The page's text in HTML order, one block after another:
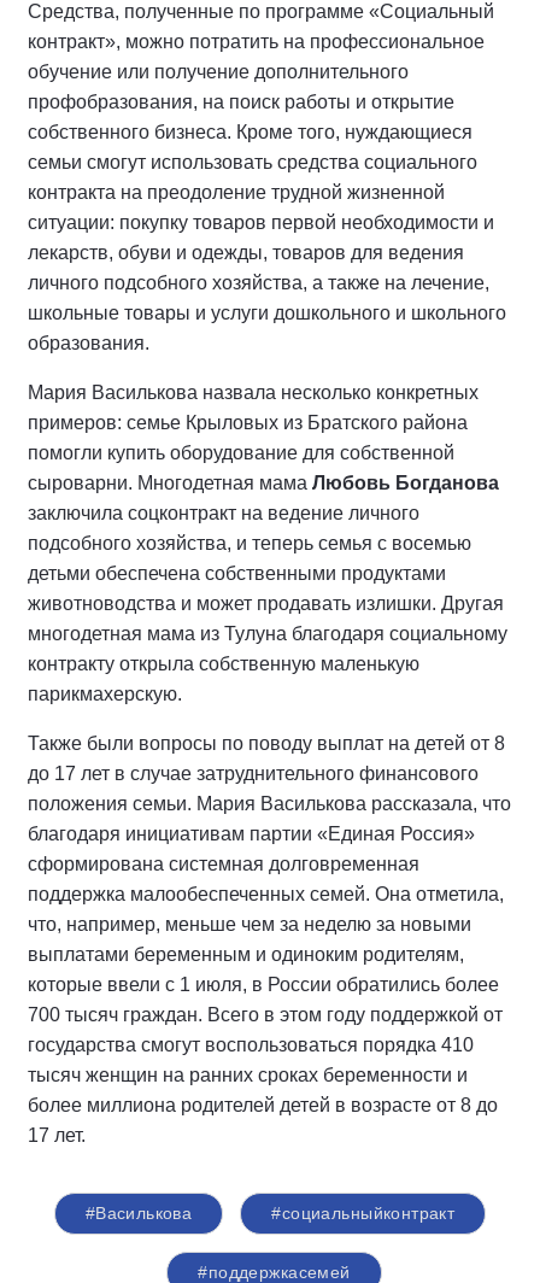
Средства, полученные по программе «Социальный
контракт», можно потратить на профессиональное
обучение или получение дополнительного
профобразования, на поиск работы и открытие
собственного бизнеса. Кроме того, нуждающиеся
семьи смогут использовать средства социального
контракта на преодоление трудной жизненной
ситуации: покупку товаров первой необходимости и
лекарств, обуви и одежды, товаров для ведения
личного подсобного хозяйства, а также на лечение,
школьные товары и услуги дошкольного и школьного
образования.
Мария Василькова назвала несколько конкретных
примеров: семье Крыловых из Братского района
помогли купить оборудование для собственной
сыроварни. Многодетная мама Любовь Богданова
заключила соцконтракт на ведение личного
подсобного хозяйства, и теперь семья с восемью
детьми обеспечена собственными продуктами
животноводства и может продавать излишки. Другая
многодетная мама из Тулуна благодаря социальному
контракту открыла собственную маленькую
парикмахерскую.
Также были вопросы по поводу выплат на детей от 8
до 17 лет в случае затруднительного финансового
положения семьи. Мария Василькова рассказала, что
благодаря инициативам партии «Единая Россия»
сформирована системная долговременная
поддержка малообеспеченных семей. Она отметила,
что, например, меньше чем за неделю за новыми
выплатами беременным и одиноким родителям,
которые ввели с 1 июля, в России обратились более
700 тысяч граждан. Всего в этом году поддержкой от
государства смогут воспользоваться порядка 410
тысяч женщин на ранних сроках беременности и
более миллиона родителей детей в возрасте от 8 до
17 лет.
#Василькова #социальныйконтракт
#поддержкасемей